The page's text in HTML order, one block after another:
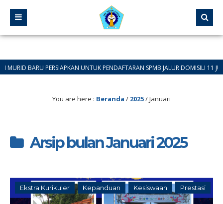
BARU PERSIAPKAN UNTUK PENDAFTARAN SPMB JALUR DOMISILI 11 JUNI
You are here : Beranda / 2025/Januari
Arsip bulan Januari 2025
Ekstra Kurikuler Kepanduan Kesiswaan Prestasi